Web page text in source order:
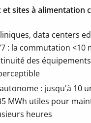
et sites à alimentation
data centers
: la commutation <10
des
: jusqu'à 10
MWh utiles pour
heures